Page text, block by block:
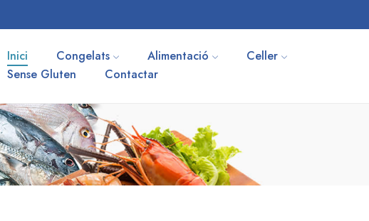
Inici Congelats Alimentació
Celler
Sense Gluten
Contactar